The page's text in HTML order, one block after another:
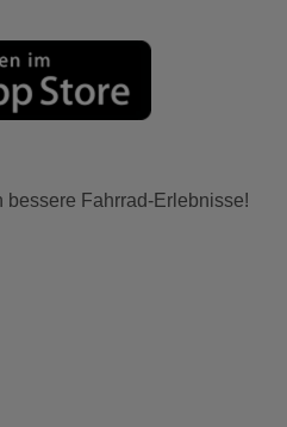
bessere Fahrrad-Erlebnisse!